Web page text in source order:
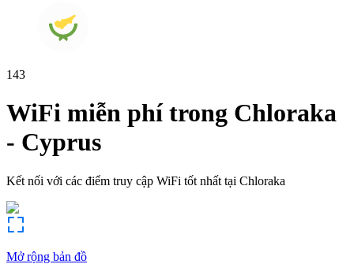
143
WiFi miễn phí trong Chloraka
- Cyprus
Kết nối với các điểm truy cập WiFi tốt nhất tại Chloraka
Mở rộng bản đồ